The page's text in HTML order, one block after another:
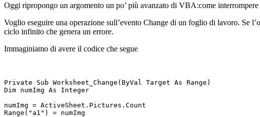
Oggi ripropongo un argomento un po’ più avanzato di VBA:come
Voglio eseguire una operazione sull’evento Change di un foglio di lavoro. Se
ciclo infinito che genera un errore.
Immaginiamo di avere il codice che segue
Private Sub Worksheet_Change(ByVal Target As Range)
Dim numImg As Integer
numImg = ActiveSheet.Pictures.Count
Range("a1") = numImg